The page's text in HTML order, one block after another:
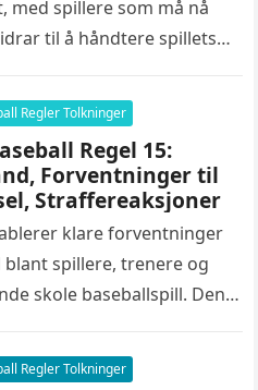
spillere som må nå
til å håndtere spillets
Regler Tolkninger
Regel 15:
Forventninger til
Straffereaksjoner
klare forventninger
spillere, trenere og
skole baseballspill. Den
Regler Tolkninger